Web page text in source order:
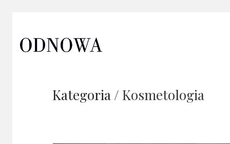
Kategoria / Kosmetologia